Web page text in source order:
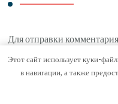
Для отправки
Этот сайт использует куки-
в навигации, а также